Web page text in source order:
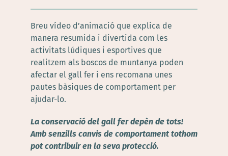
Breu vídeo d’animació que explica de
manera resumida i divertida com les
activitats lúdiques i esportives que
realitzem als boscos de muntanya poden
afectar el gall fer i ens recomana unes
pautes bàsiques de comportament per
ajudar-lo.
La conservació del gall fer depèn de tots!
Amb senzills canvis de comportament tothom
pot contribuir en la seva protecció.